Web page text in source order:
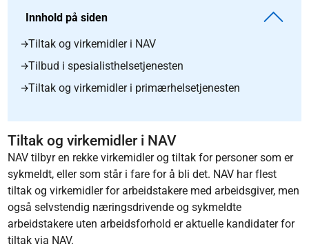
Innhold på siden
Tiltak og virkemidler i NAV
Tilbud i spesialisthelsetjenesten
Tiltak og virkemidler i primærhelsetjenesten
Tiltak og virkemidler i NAV
NAV tilbyr en rekke virkemidler og tiltak for personer som er
sykmeldt, eller som står i fare for å bli det. NAV har flest
tiltak og virkemidler for arbeidstakere med arbeidsgiver, men
også selvstendig næringsdrivende og sykmeldte
arbeidstakere uten arbeidsforhold er aktuelle kandidater for
tiltak via NAV.